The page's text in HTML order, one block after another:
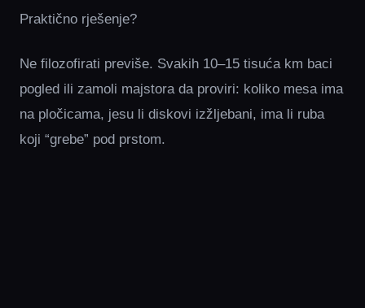
Praktično rješenje?
Ne filozofirati previše. Svakih 10–15 tisuća km baci
pogled ili zamoli majstora da proviri: koliko mesa ima
na pločicama, jesu li diskovi izžljebani, ima li ruba
koji “grebe” pod prstom.